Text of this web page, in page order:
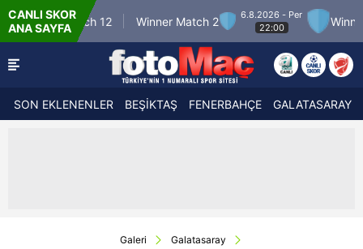
CANLI SKOR
ANA SAYFA
Match 12 Winner Match 2
6.8.2026 - Per
22:00
Winner
SON EKLENENLER BEŞİKTAŞ FENERBAHÇE GALATASARAY
Galeri
Galatasaray